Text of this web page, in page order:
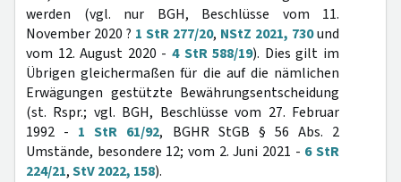
werden (vgl. nur BGH, Beschlüsse vom 11.
November 2020 ? 1 StR 277/20, NStZ 2021, 730und
vom 12. August 2020 - 4 StR 588/19). Dies gilt im
Übrigen gleichermaßen für die auf die nämlichen
Erwägungen gestützte Bewährungsentscheidung
(st. Rspr.; vgl. BGH, Beschlüsse vom 27. Februar
1992 - 1 StR 61/92, BGHR StGB § 56 Abs. 2
Umstände, besondere 12; vom 2. Juni 2021 - 6 StR
224/21,StV 2022, 158).